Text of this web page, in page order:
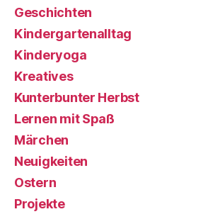
Geschichten
Kindergartenalltag
Kinderyoga
Kreatives
Kunterbunter Herbst
Lernen mit Spaß
Märchen
Neuigkeiten
Ostern
Projekte